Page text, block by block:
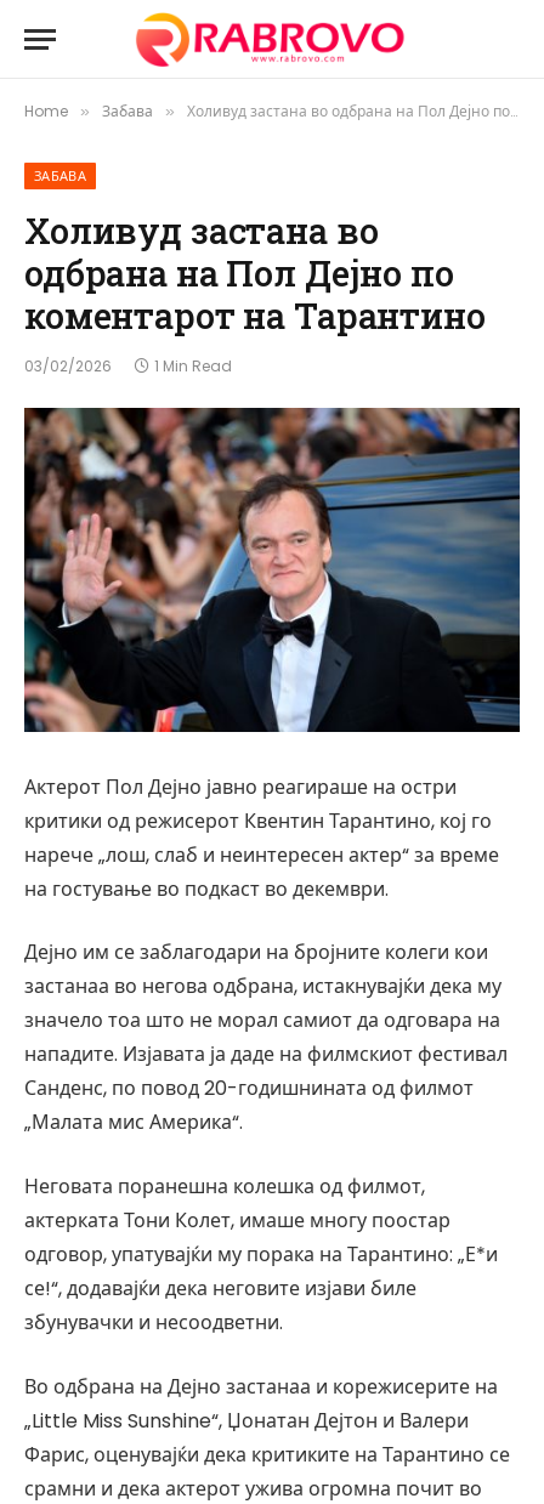
Home » Забава » Холивуд застана во одбрана на Пол Дејно по коментарот на Тарантино
ЗАБАВА
Холивуд застана во
одбрана на Пол Дејно по
коментарот на Тарантино
03/02/2026 1 Min Read
Актерот Пол Дејно јавно реагираше на остри
критики од режисерот Квентин Тарантино, кој го
нарече „лош, слаб и неинтересен актер“ за време
на гостување во подкаст во декември.
Дејно им се заблагодари на бројните колеги кои
застанаа во негова одбрана, истакнувајќи дека му
значело тоа што не морал самиот да одговара на
нападите. Изјавата ја даде на филмскиот фестивал
Санденс, по повод 20-годишнината од филмот
„Малата мис Америка“.
Неговата поранешна колешка од филмот,
актерката Тони Колет, имаше многу поостар
одговор, упатувајќи му порака на Тарантино: „Е*и
се!“, додавајќи дека неговите изјави биле
збунувачки и несоодветни.
Во одбрана на Дејно застанаа и корежисерите на
„Little Miss Sunshine“, Џонатан Дејтон и Валери
Фарис, оценувајќи дека критиките на Тарантино се
срамни и дека актерот ужива огромна почит во